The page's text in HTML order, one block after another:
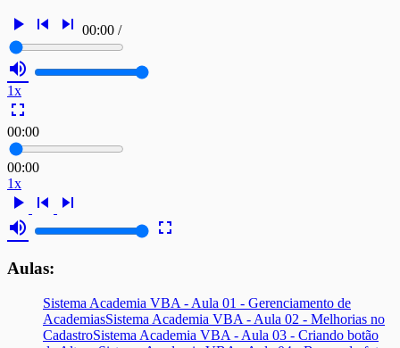
play_arrow skip_previous skip_next 00:00 /
volume_up
1x
fullscreen
00:00
00:00
1x
play_arrow skip_previous
skip_next
volume_up
fullscreen
Aulas:
Sistema Academia VBA - Aula 01 - Gerenciamento de
AcademiasSistema Academia VBA - Aula 02 - Melhorias no
CadastroSistema Academia VBA - Aula 03 - Criando botão